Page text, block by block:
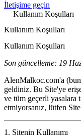
İletişime geçin
Kullanım Koşulları
Kullanım Koşulları
Kullanım Koşulları
Son güncelleme: 19
AlenMalkoc.com'a
geldiniz. Bu Site'ye
ve tüm geçerli yasalara
etmiyorsanız, lütfen
1. Sitenin Kullanımı